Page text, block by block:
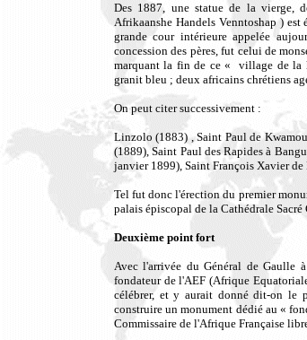
Des 1887, une statue de la vierge,
Afrikaanshe Handels Venntoshap ) est
grande cour intérieure appelée
concession des pères, fut celui de
marquant la fin de ce « village de la
granit bleu ; deux africains chrétiens
On peut citer successivement :
Linzolo (1883) , Saint Paul de
(1889), Saint Paul des Rapides à
janvier 1899), Saint François Xavier
Tel fut donc l'érection du premier
palais épiscopal de la Cathédrale Sacré
Deuxième point fort
Avec l'arrivée du Général de Gaulle
fondateur de l'AEF (Afrique
célébrer, et y aurait donné dit-on le
construire un monument dédié au «
Commissaire de l'Afrique Française